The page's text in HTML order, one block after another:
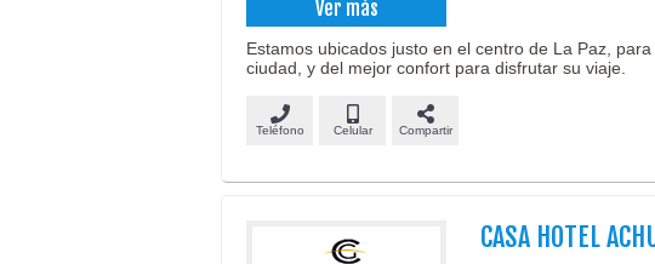
Ver más
Estamos ubicados justo en el centro de La Paz,
ciudad, y del mejor confort para disfrutar su viaje.
Teléfono Celular Compartir
CASA HOTEL